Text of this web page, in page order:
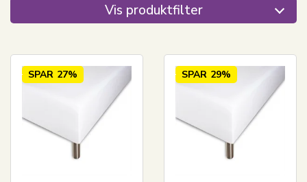
Vis produktfilter
SPAR 27% SPAR 29%